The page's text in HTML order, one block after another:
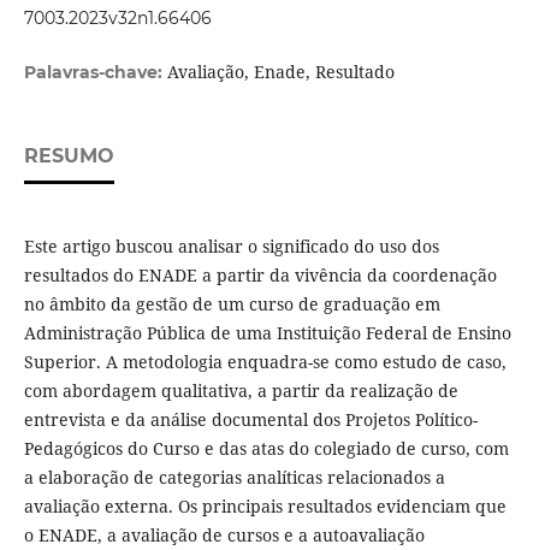
7003.2023v32n1.66406
Palavras-chave: Avaliação, Enade, Resultado
RESUMO
Este artigo buscou analisar o significado do uso dos
resultados do ENADE a partir da vivência da coordenação
no âmbito da gestão de um curso de graduação em
Administração Pública de uma Instituição Federal de Ensino
Superior. A metodologia enquadra-se como estudo de caso,
com abordagem qualitativa, a partir da realização de
entrevista e da análise documental dos Projetos Político-
Pedagógicos do Curso e das atas do colegiado de curso, com
a elaboração de categorias analíticas relacionados a
avaliação externa. Os principais resultados evidenciam que
o ENADE, a avaliação de cursos e a autoavaliação